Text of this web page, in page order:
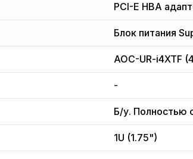
PCI-E HBA
Блок питания
AOC-UR-i4XTF
-
Б/у. Полностью
1U (1.75")